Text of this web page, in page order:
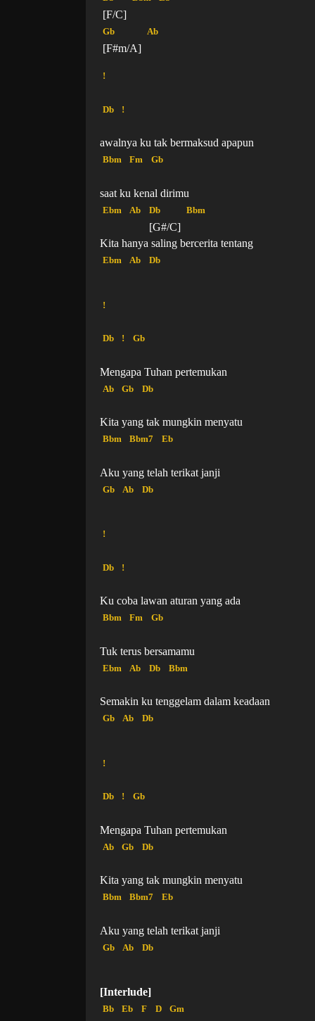
[F/C]
Gb
[F#m/A]
Ab
!
Db !
awalnya ku tak bermaksud apapun
Bbm Fm Gb
saat ku kenal dirimu
Ebm Ab Db
[G#/C]
Bbm
Kita hanya saling bercerita tentang
Ebm Ab Db
!
Db ! Gb
Mengapa Tuhan pertemukan
Ab Gb Db
Kita yang tak mungkin menyatu
Bbm Bbm7 Eb
Aku yang telah terikat janji
Gb Ab Db
!
Db !
Ku coba lawan aturan yang ada
Bbm Fm Gb
Tuk terus bersamamu
Ebm Ab Db Bbm
Semakin ku tenggelam dalam keadaan
Gb Ab Db
!
Db ! Gb
Mengapa Tuhan pertemukan
Ab Gb Db
Kita yang tak mungkin menyatu
Bbm Bbm7 Eb
Aku yang telah terikat janji
Gb Ab Db
[Interlude]
Bb Eb F D Gm